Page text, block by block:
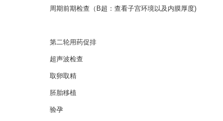
周期前期检查（B超：查看子宫环境以及内膜厚度)
第二轮用药促排
超声波检查
取卵取精
胚胎移植
验孕